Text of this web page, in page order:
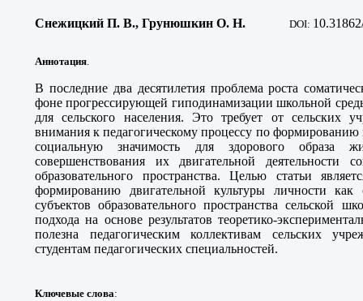
Снежицкий П. В., Грунюшкин О. Н. DOI: 10
Аннотация.
В последние два десятилетия проблема роста
фоне прогрессирующей гиподинамизации школьной
для сельского населения. Это требует от сельских
внимания к педагогическому процессу по
социальную значимость для здорового образа
совершенствования их двигательной деятельности
образовательного пространства. Целью статьи
формированию двигательной культуры личности как
субъектов образовательного пространства сельской
подхода на основе результатов теоретико-
полезна педагогическим коллективам сельских
студентам педагогических специальностей.
Ключевые слова: